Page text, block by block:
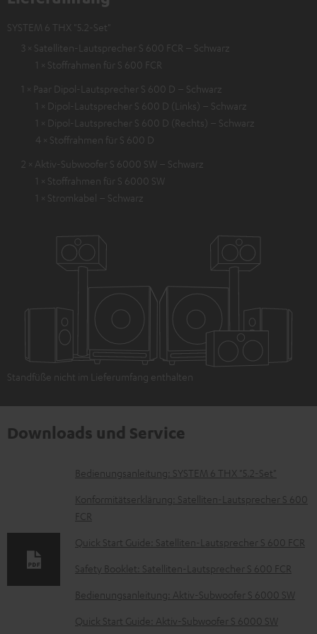
SYSTEM 6 THX "5.2-Set"
3 × Satelliten-Lautsprecher S 600 FCR – Schwarz
1 × Stoffrahmen für S 600 FCR
1 × Paar Dipol-Lautsprecher S 600 D – Schwarz
1 × Dipol-Lautsprecher S 600 D (Links) – Schwarz
1 × Dipol-Lautsprecher S 600 D (Rechts) – Schwarz
4 × Stoffrahmen für S 600 D
2 × Aktiv-Subwoofer S 6000 SW – Schwarz
1 × Stoffrahmen für S 6000 SW
1 × Stromkabel – Schwarz
Standfüße nicht im Lieferumfang enthalten
Downloads und Service
D
o
k
u
e
n
t
Bedienungsanleitung: SYSTEM 6 THX "5.2-Set"
Konformitätserklärung: Satelliten-Lautsprecher S 600
FCR
Quick Start Guide: Satelliten-Lautsprecher S 600 FCR
Safety Booklet: Satelliten-Lautsprecher S 600 FCR
Bedienungsanleitung: Aktiv-Subwoofer S 6000 SW
Quick Start Guide: Aktiv-Subwoofer S 6000 SW